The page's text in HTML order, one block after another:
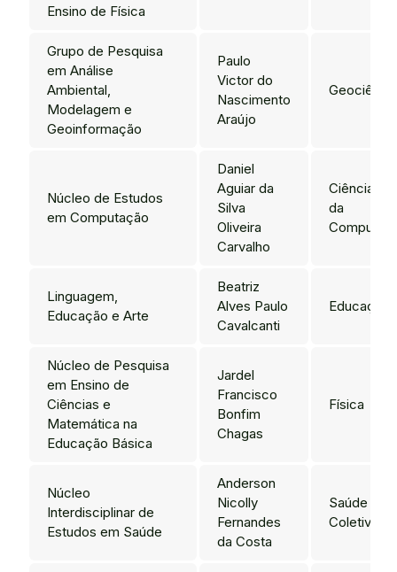
Ensino de Física
Grupo de Pesquisa
em Análise
Ambiental,
Modelagem e
Geoinformação
Paulo
Victor do
Nascimento
Araújo
Núcleo de Estudos
em Computação
Daniel
Aguiar da
Silva
Oliveira
Carvalho
Ciência
da
Linguagem,
Educação e Arte
Beatriz
Alves Paulo
Cavalcanti
Educação
Núcleo de Pesquisa
em Ensino de
Ciências e
Matemática na
Educação Básica
Jardel
Francisco
Bonfim
Chagas
Física
Núcleo
Interdisciplinar de
Estudos em Saúde
Anderson
Nicolly
Fernandes
da Costa
Saúde
Coletiva